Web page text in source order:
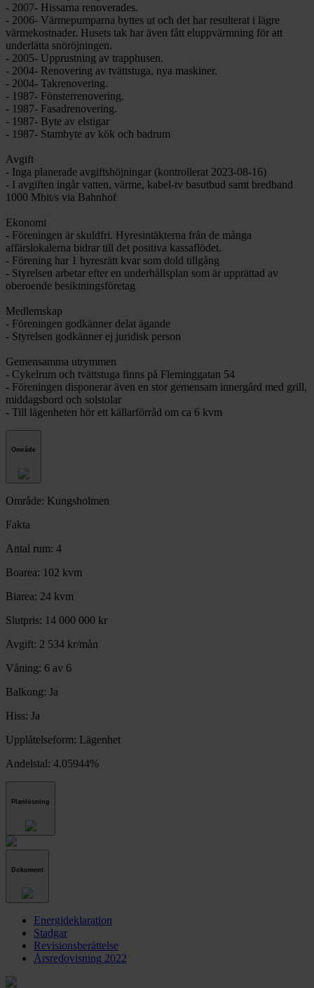
- 2007- Hissarna renoverades.
- 2006- Värmepumparna byttes ut och det har resulterat i lägre
värmekostnader. Husets tak har även fått eluppvärmning för att
underlätta snöröjningen.
- 2005- Upprustning av trapphusen.
- 2004- Renovering av tvättstuga, nya maskiner.
- 2004- Takrenovering.
- 1987- Fönsterrenovering.
- 1987- Fasadrenovering.
- 1987- Byte av elstigar
- 1987- Stambyte av kök och badrum
Avgift
- Inga planerade avgiftshöjningar (kontrollerat 2023-08-16)
- I avgiften ingår vatten, värme, kabel-tv basutbud samt bredband
1000 Mbit/s via Bahnhof
Ekonomi
- Föreningen är skuldfri. Hyresintäkterna från de många
affärslokalerna bidrar till det positiva kassaflödet.
- Förening har 1 hyresrätt kvar som dold tillgång
- Styrelsen arbetar efter en underhållsplan som är upprättad av
oberoende besiktningsföretag
Medlemskap
- Föreningen godkänner delat ägande
- Styrelsen godkänner ej juridisk person
Gemensamma utrymmen
- Cykelrum och tvättstuga finns på Fleminggatan 54
- Föreningen disponerar även en stor gemensam innergård med grill,
middagsbord och solstolar
- Till lägenheten hör ett källarförråd om ca 6 kvm
Område
Område: Kungsholmen
Fakta
Antal rum: 4
Boarea: 102 kvm
Biarea: 24 kvm
Slutpris: 14 000 000 kr
Avgift: 2 534 kr/mån
Våning: 6 av 6
Balkong: Ja
Hiss: Ja
Upplåtelseform: Lägenhet
Andelstal: 4.05944%
Planlösning
Dokument
Energideklaration
Stadgar
Revisionsberättelse
Årsredovisning 2022